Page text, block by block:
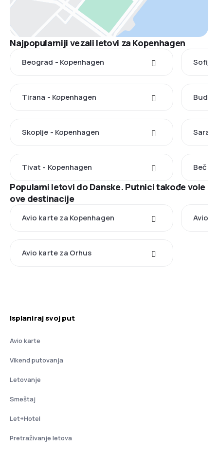
Najpopularniji vezali letovi za Kopenhagen
Beograd - Kopenhagen Sofija
Tirana - Kopenhagen
Skoplje - Kopenhagen
Tivat - Kopenhagen Beč -
Popularni letovi do Danske. Putnici takođe vole
ove destinacije
Avio karte za Kopenhagen Avio
Avio karte za Orhus
Isplaniraj svoj put
Avio karte
Vikend putovanja
Letovanje
Smeštaj
Let+Hotel
Pretraživanje letova